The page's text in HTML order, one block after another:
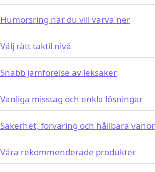
Humörsring när du vill varva ner
Välj rätt taktil nivå
Snabb jämförelse av leksaker
Vanliga misstag och enkla lösningar
Säkerhet, förvaring och hållbara vanor
Våra rekommenderade produkter